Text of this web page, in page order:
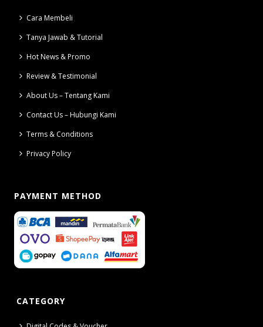
Cara Membeli
Tanya Jawab & Tutorial
Hot News & Promo
Review & Testimonial
About Us – Tentang Kami
Contact Us – Hubungi Kami
Terms & Conditions
Privacy Policy
PAYMENT METHOD
CATEGORY